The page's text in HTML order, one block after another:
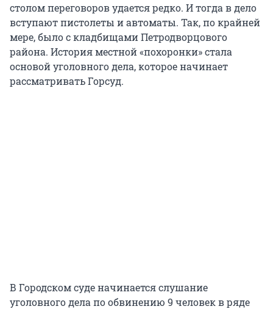
столом переговоров удается редко. И тогда в дело
вступают пистолеты и автоматы. Так, по крайней
мере, было с кладбищами Петродворцового
района. История местной «похоронки» стала
основой уголовного дела, которое начинает
рассматривать Горсуд.
В Городском суде начинается слушание
уголовного дела по обвинению 9 человек в ряде